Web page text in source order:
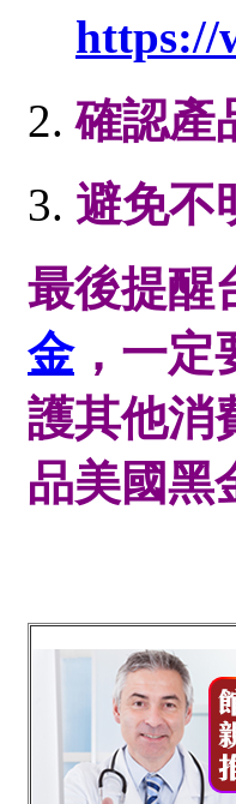
https://
確認產
避免不
最後提醒
金，一定
護其他消
品美國黑